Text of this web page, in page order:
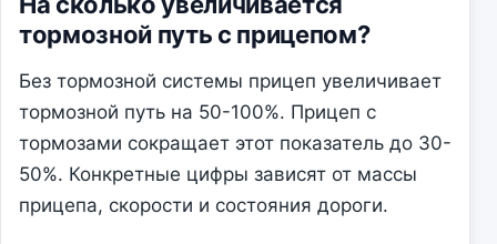
тормозной путь с прицепом?
Без тормозной системы прицеп увеличивает
тормозной путь на 50-100%. Прицеп с
тормозами сокращает этот показатель до 30-
50%. Конкретные цифры зависят от массы
прицепа, скорости и состояния дороги.